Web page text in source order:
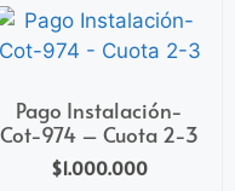
Pago Instalación-
Cot-974 – Cuota 2-3
$1.000.000